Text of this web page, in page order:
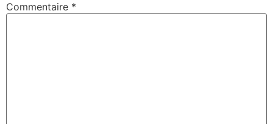
Commentaire *